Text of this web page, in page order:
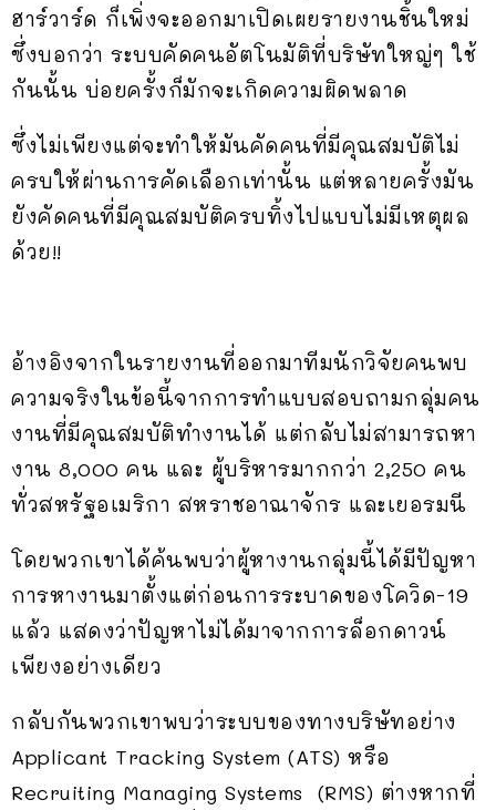
ฮาร์วาร์ด ก็เพิ่งจะออกมาเปิดเผยรายงานชิ้นใหม่
ซึ่งบอกว่า ระบบคัดคนอัตโนมัติที่บริษัทใหญ่ๆ ใช้
กันนั้น บ่อยครั้งก็มักจะเกิดความผิดพลาด
ซึ่งไม่เพียงแต่จะทำให้มันคัดคนที่มีคุณสมบัติไม่
ครบให้ผ่านการคัดเลือกเท่านั้น แต่หลายครั้งมัน
ยังคัดคนที่มีคุณสมบัติครบทิ้งไปแบบไม่มีเหตุผล
ด้วย!!
อ้างอิงจากในรายงานที่ออกมาทีมนักวิจัยคนพบ
ความจริงในข้อนี้จากการทำแบบสอบถามกลุ่มคน
งานที่มีคุณสมบัติทำงานได้ แต่กลับไม่สามารถหา
งาน 8,000 คน และ ผู้บริหารมากกว่า 2,250 คน
ทั่วสหรัฐอเมริกา สหราชอาณาจักร และเยอรมนี
โดยพวกเขาได้ค้นพบว่าผู้หางานกลุ่มนี้ได้มีปัญหา
การหางานมาตั้งแต่ก่อนการระบาดของโควิด-19
แล้ว แสดงว่าปัญหาไม่ได้มาจากการล็อกดาวน์
เพียงอย่างเดียว
กลับกันพวกเขาพบว่าระบบของทางบริษัทอย่าง
Applicant Tracking System (ATS) หรือ
Recruiting Managing Systems (RMS) ต่างหากที่